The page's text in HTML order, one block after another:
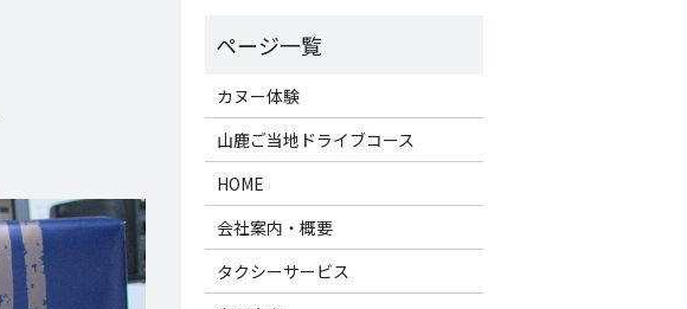
カヌー体験
山鹿ご当地ドライブコース
HOME
会社案内・概要
タクシーサービス